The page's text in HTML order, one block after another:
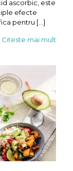
ascorbic, este
efecte
pentru […]
Citeste mai mult